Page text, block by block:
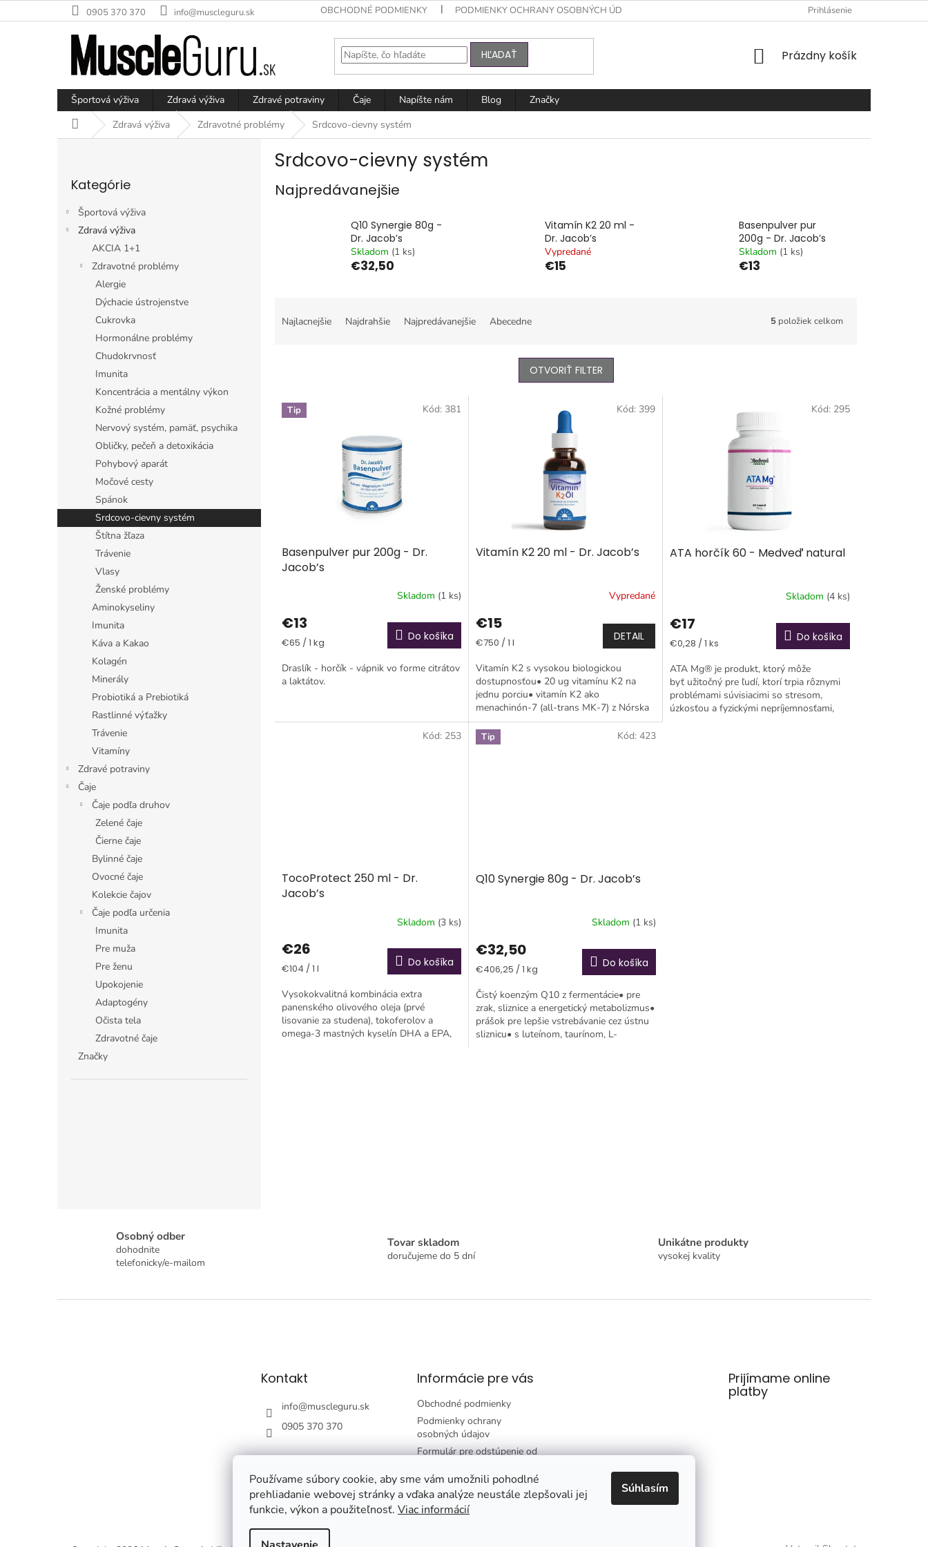
Používame súbory cookie, aby sme vám umožnili pohodlné
prehliadanie webovej stránky a vďaka analýze neustále zlepšovali jej
funkcie, výkon a použiteľnosť. Viac informácií
Súhlasím
na
0905 370 370 info@muscleguru.sk OBCHODNÉ PODMIENKY PODMIENKY OCHRANY OSOBNÝCH ÚDAJOV FORMULÁR PRE ODSTÚPENIE OD ZMLUVY
Prihlásenie
HĽADAŤ
NÁKUPNÝ
Prázdny košík
Športová výživa Zdravá výživa Zdravé potraviny Čaje Napíšte nám Blog
Značky
DomovZdravá výživa Zdravotné problémy Srdcovo-cievny systém
kategórie
Kategórie
Športová výživa
Zdravá výživa
AKCIA 1+1
Zdravotné problémy
Alergie
Dýchacie ústrojenstve
Cukrovka
Hormonálne problémy
Chudokrvnosť
Imunita
Koncentrácia a mentálny výkon
Kožné problémy
Nervový systém, pamäť, psychika
Obličky, pečeň a detoxikácia
Pohybový aparát
Močové cesty
Spánok
Srdcovo-cievny systém
Štítna žľaza
Trávenie
Vlasy
Ženské problémy
Aminokyseliny
Imunita
Káva a Kakao
Kolagén
Minerály
Probiotiká a Prebiotiká
Rastlinné výťažky
Trávenie
Vitamíny
Zdravé potraviny
Čaje
Čaje podľa druhov
Zelené čaje
Čierne čaje
Bylinné čaje
Ovocné čaje
Kolekcie čajov
Čaje podľa určenia
Imunita
Pre muža
Pre ženu
Upokojenie
Adaptogény
Očista tela
Zdravotné čaje
Značky
Srdcovo-cievny systém
Najpredávanejšie
Q10 Synergie 80g -
Dr. Jacob’s
Skladom (1 ks)
€32,50
Vitamín K2 20 ml -
Dr. Jacob’s
Vypredané
€15
Basenpulver pur
200g - Dr. Jacob’s
Skladom (1 ks)
€13
aNajlacnejšie Najdrahšie Najpredávanejšie Abecedne 5 položiek celkom
OTVORIŤ FILTER
V Tip
Basenpulver pur 200g - Dr.
Jacob’s
Skladom (1 ks)
€13
Jednotková
€65 / 1 kg Do košíka
Draslík - horčík - vápnik vo forme citrátov
a laktátov.
Kód: 381
Vitamín K2 20 ml - Dr. Jacob’s
Vypredané
€15
Jednotková
€750 / 1 l DETAIL
Vitamín K2 s vysokou biologickou
dostupnosťou• 20 ug vitamínu K2 na
jednu porciu• vitamín K2 ako
menachinón-7 (all-trans MK-7) z Nórska
vo farmaceutickej kvalite• takmer 50
krát...
Kód: 399
ATA horčík 60 - Medveď natural
Skladom (4 ks)
€17
Jednotková
€0,28 / 1 ks Do košíka
ATA Mg® je produkt, ktorý môže
byť užitočný pre ľudí, ktorí trpia rôznymi
problémami súvisiacimi so stresom,
úzkosťou a fyzickými nepríjemnosťami,
Kód: 295
TocoProtect 250 ml - Dr.
Jacob’s
Skladom (3 ks)
€26
Jednotková
€104 / 1 l Do košíka
Vysokokvalitná kombinácia extra
panenského olivového oleja (prvé
lisovanie za studena), tokoferolov a
omega-3 mastných kyselín DHA a EPA,
Kód: 253 Tip
Q10 Synergie 80g - Dr. Jacob’s
Skladom (1 ks)
€32,50
Jednotková
€406,25 / 1 kg Do košíka
Čistý koenzým Q10 z fermentácie• pre
zrak, sliznice a energetický metabolizmus•
prášok pre lepšie vstrebávanie cez ústnu
sliznicu• s luteínom, taurínom, L-
Kód: 423
s
Osobný odber
dohodnite
telefonicky/e-mailom
Tovar skladom
doručujeme do 5 dní
Unikátne produkty
vysokej kvality
Kontakt
info@muscleguru.sk
0905 370 370
Informácie pre vás
Obchodné podmienky
Podmienky ochrany
osobných údajov
Formulár pre odstúpenie od
Formulár pre reklamáciu
tovaru
Prijímame online
platby